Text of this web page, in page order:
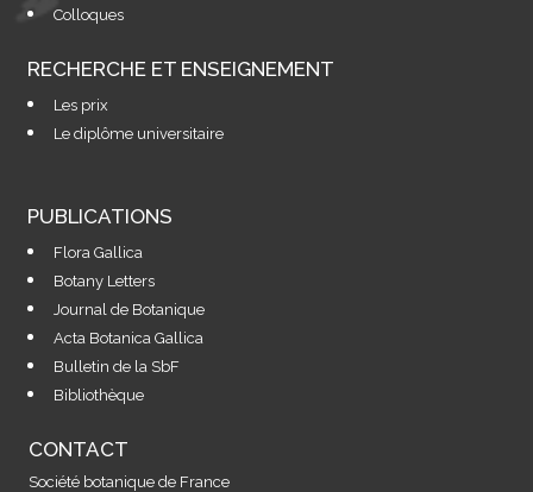
Colloques
RECHERCHE ET ENSEIGNEMENT
Les prix
Le diplôme universitaire
PUBLICATIONS
Flora Gallica
Botany Letters
Journal de Botanique
Acta Botanica Gallica
Bulletin de la SbF
Bibliothèque
CONTACT
Société botanique de France